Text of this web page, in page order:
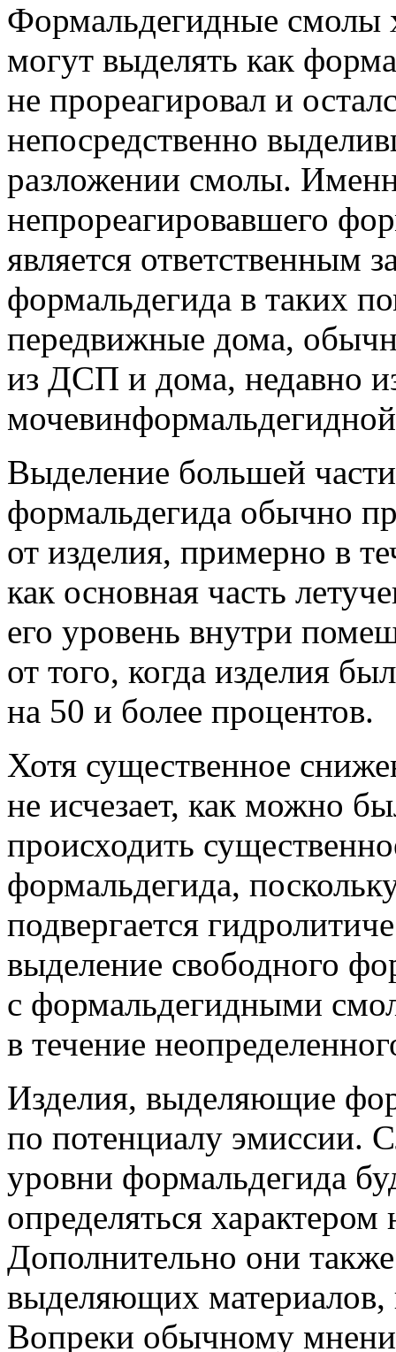
Формальдегидные смолы
могут выделять как
не прореагировал и
непосредственно
разложении смолы.
непрореагировавшего
является ответственным
формальдегида в таких
передвижные дома,
из ДСП и дома, недавно
Выделение большей
формальдегида обычно
от изделия, примерно в
как основная часть
его уровень внутри
от того, когда изделия
на 50 и более процентов.
Хотя существенное
не исчезает, как можно
происходить
формальдегида,
подвергается
выделение свободного
с формальдегидными
в течение
Изделия, выделяющие
по потенциалу эмиссии.
уровни формальдегида
определяться
Дополнительно они
выделяющих материалов,
Вопреки обычному